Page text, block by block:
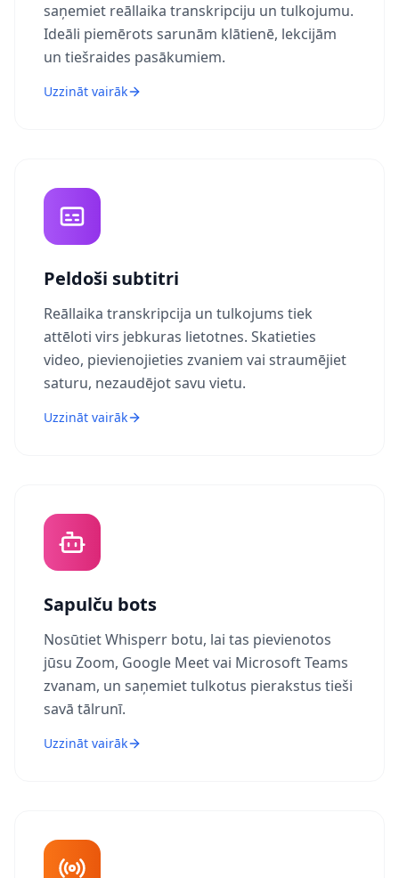
saņemiet reāllaika transkripciju un tulkojumu.
Ideāli piemērots sarunām klātienē, lekcijām
un tiešraides pasākumiem.
Uzzināt vairāk
Peldoši subtitri
Reāllaika transkripcija un tulkojums tiek
attēloti virs jebkuras lietotnes. Skatieties
video, pievienojieties zvaniem vai straumējiet
saturu, nezaudējot savu vietu.
Uzzināt vairāk
Sapulču bots
Nosūtiet Whisperr botu, lai tas pievienotos
jūsu Zoom, Google Meet vai Microsoft Teams
zvanam, un saņemiet tulkotus pierakstus tieši
savā tālrunī.
Uzzināt vairāk